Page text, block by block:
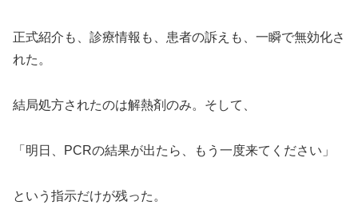
正式紹介も、診療情報も、患者の訴えも、一瞬で無効化さ
れた。
結局処方されたのは解熱剤のみ。そして、
「明日、PCRの結果が出たら、もう一度来てください」
という指示だけが残った。